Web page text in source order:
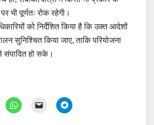
भी पूर्णतः रोक रहेगी।
को निर्देशित किया है कि उक्त आदेशों
सुनिश्चित किया जाए, ताकि परियोजना
संपादित हो सके।